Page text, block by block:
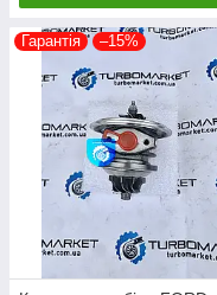
Гарантія –15%